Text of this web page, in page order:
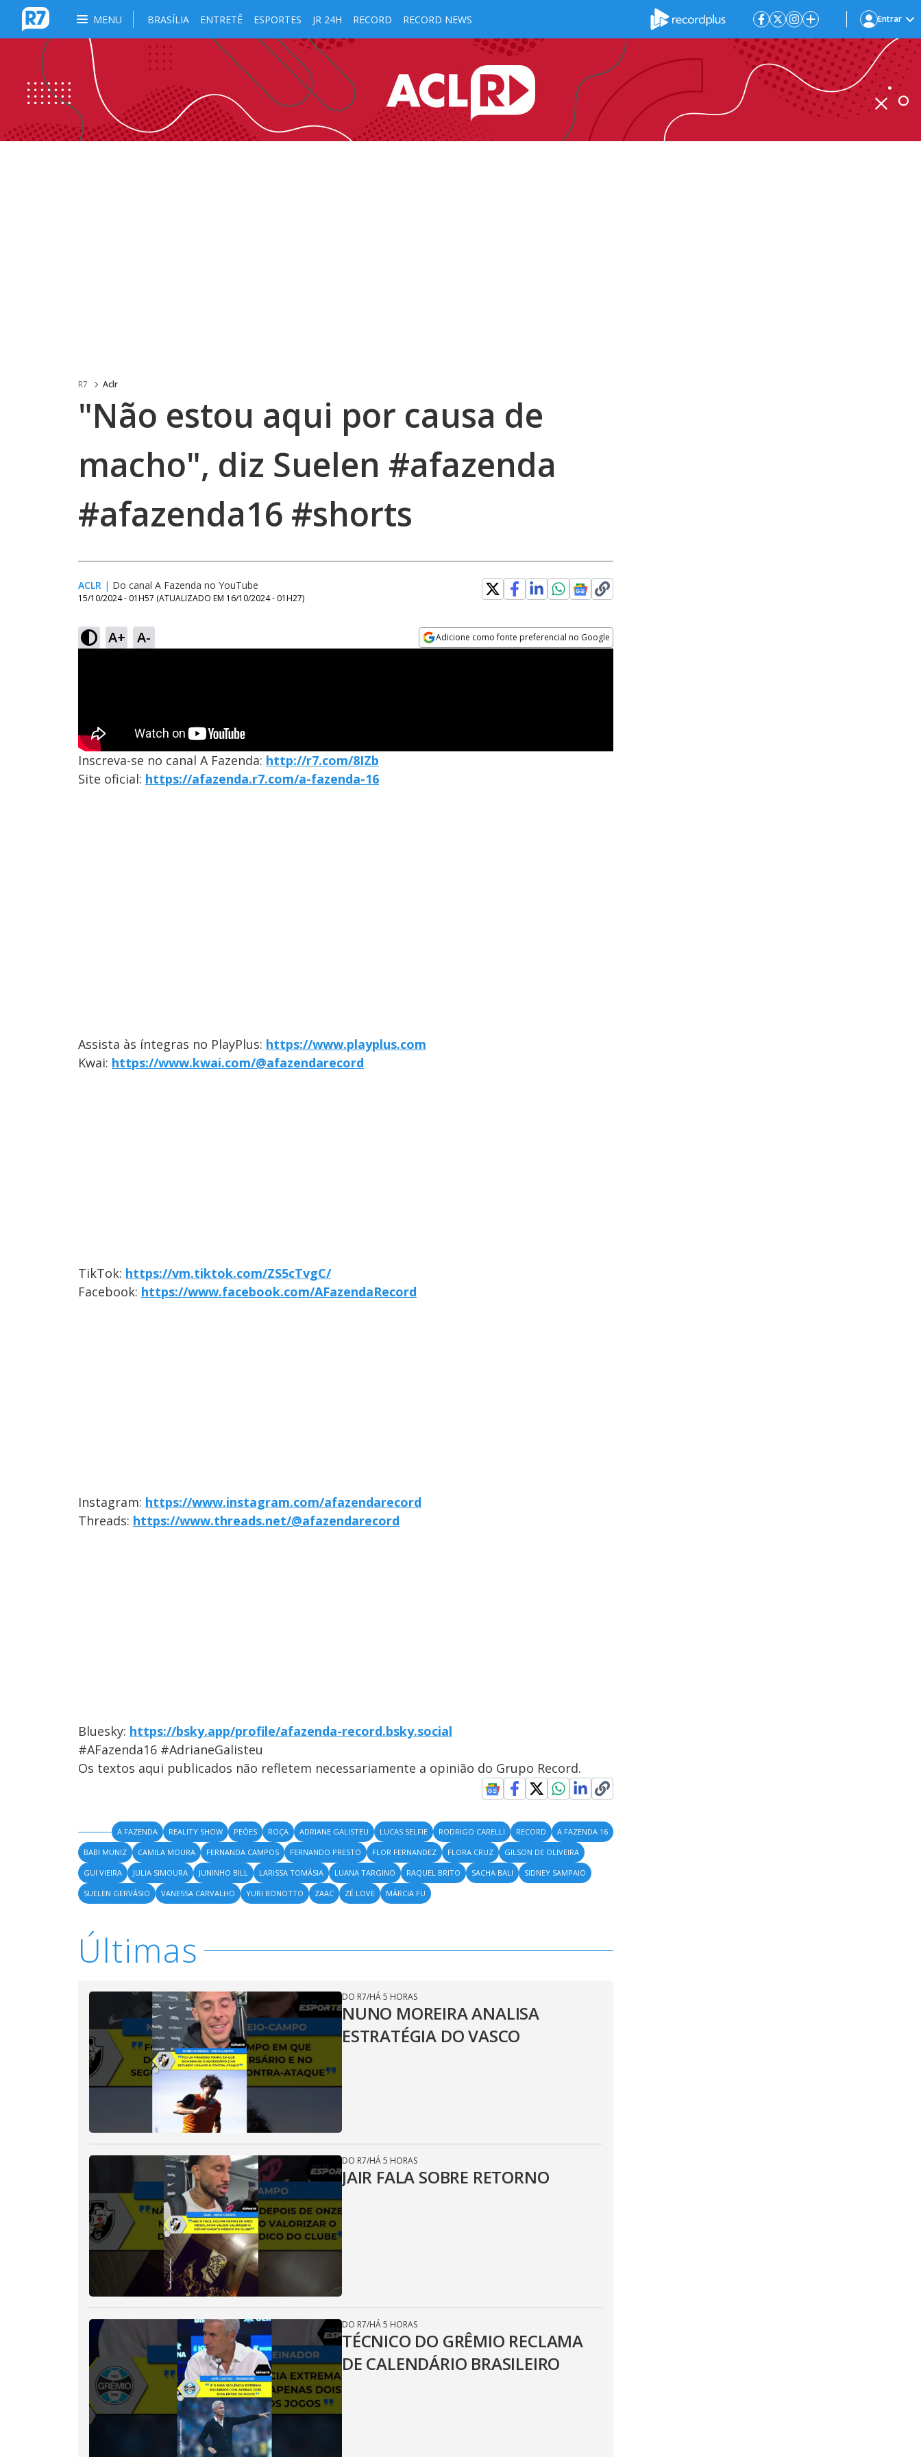
MENU BRASÍLIA ENTRETÊ ESPORTES JR 24H RECORD RECORD NEWS Entrar
R7 Aclr
"Não estou aqui por causa de
macho", diz Suelen #afazenda
#afazenda16 #shorts
ACLR | Do canal A Fazenda no YouTube
15/10/2024 - 01H57 (ATUALIZADO EM 16/10/2024 - 01H27)
A+ A- Adicione como fonte preferencial no Google
Inscreva-se no canal A Fazenda: http://r7.com/8IZb
Site oficial: https://afazenda.r7.com/a-fazenda-16
Assista às íntegras no PlayPlus: https://www.playplus.com
Kwai: https://www.kwai.com/@afazendarecord
TikTok: https://vm.tiktok.com/ZS5cTvgC/
Facebook: https://www.facebook.com/AFazendaRecord
Instagram: https://www.instagram.com/afazendarecord
Threads: https://www.threads.net/@afazendarecord
Bluesky: https://bsky.app/profile/afazenda-record.bsky.social
#AFazenda16 #AdrianeGalisteu
Os textos aqui publicados não refletem necessariamente a opinião do Grupo Record.
A FAZENDA REALITY SHOW PEÕES ROÇA ADRIANE GALISTEU LUCAS SELFIE RODRIGO CARELLI RECORD
A FAZENDA 16
BABI MUNIZ
CAMILA MOURA FERNANDA CAMPOS FERNANDO PRESTO FLOR FERNANDEZ FLORA CRUZ
GILSON DE OLIVEIRA
GUI VIEIRA
JULIA SIMOURA JUNINHO BILL LARISSA TOMÁSIA LUANA TARGINO RAQUEL BRITO SACHA BALI
SIDNEY SAMPAIO
SUELEN GERVÁSIO
VANESSA CARVALHO YURI BONOTTO ZAAC ZÉ LOVE MÁRCIA FU
Últimas
DO R7/HÁ 5 HORAS
NUNO MOREIRA ANALISA
ESTRATÉGIA DO VASCO
DO R7/HÁ 5 HORAS
JAIR FALA SOBRE RETORNO
DO R7/HÁ 5 HORAS
TÉCNICO DO GRÊMIO RECLAMA
DE CALENDÁRIO BRASILEIRO